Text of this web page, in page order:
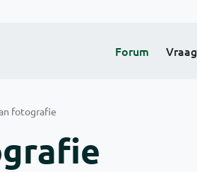
Forum
fotografie